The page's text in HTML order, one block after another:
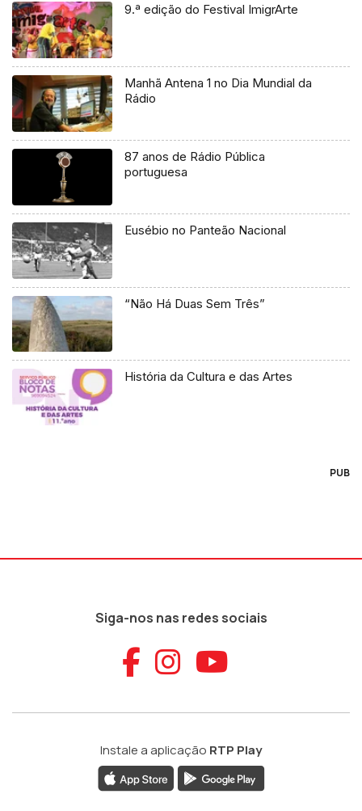
9.ª edição do Festival ImigrArte
Manhã Antena 1 no Dia Mundial da
Rádio
87 anos de Rádio Pública
portuguesa
Eusébio no Panteão Nacional
“Não Há Duas Sem Três”
História da Cultura e das Artes
PUB
Siga-nos nas redes sociais
Aceder ao
Aceder ao
Aceder
Instale a aplicação RTP Play